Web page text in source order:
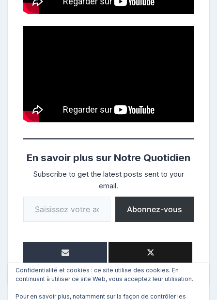
En savoir plus sur Notre Quotidien
Subscribe to get the latest posts sent to your
email.
Saisissez votre adresse e-mail…
Abonnez-vous
Confidentialité et cookies : ce site utilise des cookies. En
continuant à utiliser ce site Web, vous acceptez leur utilisation.
Pour en savoir plus, notamment sur la façon de contrôler les